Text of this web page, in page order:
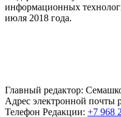
информационных
июля 2018 года.
Главный редактор:
Адрес электронной почты
Телефон Редакции: +7 968